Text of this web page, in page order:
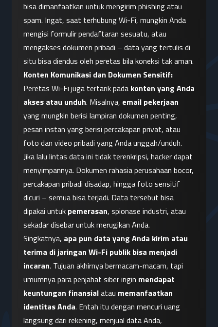
bisa dimanfaatkan untuk mengirim phishing atau
spam. Ingat, saat terhubung Wi-Fi, mungkin Anda
mengisi formulir pendaftaran sesuatu, atau
mengakses dokumen pribadi – data yang tertulis di
situ bisa diendus oleh peretas bila koneksi tak aman.
Konten Komunikasi dan Dokumen Sensitif:
Peretas Wi-Fi juga tertarik pada konten yang Anda
akses atau unduh. Misalnya, email pekerjaan
yang mungkin berisi lampiran dokumen penting,
pesan instan yang berisi percakapan privat, atau
foto dan video pribadi yang Anda unggah/unduh.
Jika lalu lintas data ini tidak terenkripsi, hacker dapat
menyimpannya. Dokumen rahasia perusahaan bocor,
percakapan pribadi disadap, hingga foto sensitif
dicuri – semua bisa terjadi. Data tersebut bisa
dipakai untuk pemerasan, spionase industri, atau
sekadar disebar untuk merugikan Anda.
Singkatnya, apa pun data yang Anda kirim atau
terima di jaringan Wi-Fi publik bisa menjadi
incaran. Tujuan akhirnya bermacam-macam, tapi
umumnya para penjahat siber ingin mendapat
keuntungan finansial atau memanfaatkan
identitas Anda. Entah itu dengan mencuri uang
langsung dari rekening, menjual data Anda,